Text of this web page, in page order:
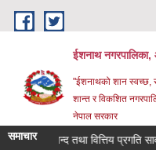
Skip to main content
ईशनाथ नगरपालिका,
"ईशनाथको शान स्वच्छ,
शान्त र विकशित
नेपाल सरकार
समाचार
खाता बन्द तथा वित्तिय प्रगति